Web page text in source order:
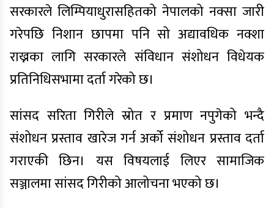
सरकारले लिम्पियाधुरासहितको नेपालको नक्सा जारी
गरेपछि निशान छापमा पनि सो अद्यावधिक नक्शा
राख्नका लागि सरकारले संविधान संशोधन विधेयक
प्रतिनिधिसभामा दर्ता गरेको छ।
सांसद सरिता गिरीले स्रोत र प्रमाण नपुगेको भन्दै
संशोधन प्रस्ताव खारेज गर्न अर्को संशोधन प्रस्ताव दर्ता
गराएकी छिन। यस विषयलाई लिएर सामाजिक
सञ्जालमा सांसद गिरीको आलोचना भएको छ।